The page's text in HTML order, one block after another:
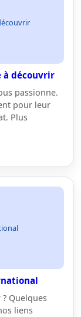
à découvrir
passionne.
pour leur
Plus
Quelques
liens